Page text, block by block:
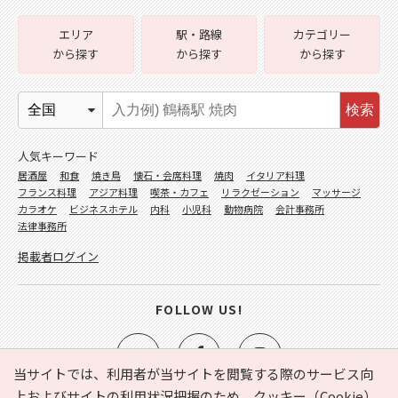
当サイトでは、利用者が当サイトを閲覧する際のサービス向
エリア
から探す
駅・路線
から探す
カテゴリー
から探す
検索
人気キーワード
居酒屋 和食 焼き鳥 懐石・会席料理 焼肉
イタリア料理
フランス料理
アジア料理 喫茶・カフェ リラクゼーション
マッサージ
カラオケ
ビジネスホテル 内科 小児科 動物病院
会計事務所
法律事務所
掲載者ログイン
FOLLOW US!